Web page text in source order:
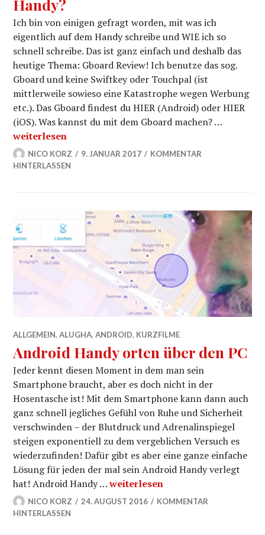
Handy?
Ich bin von einigen gefragt worden, mit was ich
eigentlich auf dem Handy schreibe und WIE ich so
schnell schreibe. Das ist ganz einfach und deshalb das
heutige Thema: Gboard Review! Ich benutze das sog.
Gboard und keine Swiftkey oder Touchpal (ist
mittlerweile sowieso eine Katastrophe wegen Werbung
etc.). Das Gboard findest du HIER (Android) oder HIER
(iOS). Was kannst du mit dem Gboard machen? …
GBoard Review – Mit was schreibe ich eigentlich auf
weiterlesen
NICO KORZ 9. JANUAR 2017
KOMMENTAR
HINTERLASSEN
ALLGEMEIN,ALUGHA,ANDROID, KURZFILME
Android Handy orten über den PC
Jeder kennt diesen Moment in dem man sein
Smartphone braucht, aber es doch nicht in der
Hosentasche ist! Mit dem Smartphone kann dann auch
ganz schnell jegliches Gefühl von Ruhe und Sicherheit
verschwinden – der Blutdruck und Adrenalinspiegel
steigen exponentiell zu dem vergeblichen Versuch es
wiederzufinden! Dafür gibt es aber eine ganze einfache
Lösung für jeden der mal sein Android Handy verlegt
hat! Android Handy …Android Handy orten über den PC
weiterlesen
NICO KORZ 24. AUGUST 2016
KOMMENTAR
HINTERLASSEN